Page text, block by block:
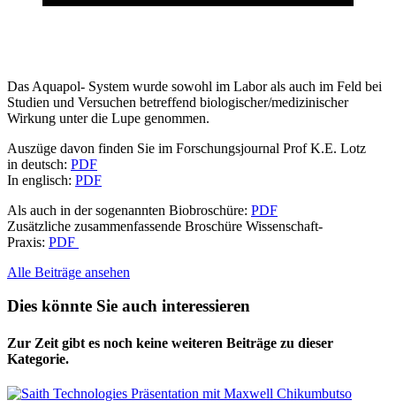
Das Aquapol- System wurde sowohl im Labor als auch im Feld bei
Studien und Versuchen betreffend biologischer/medizinischer
Wirkung unter die Lupe genommen.
Auszüge davon finden Sie im Forschungsjournal Prof K.E. Lotz
in deutsch: PDF
In englisch: PDF
Als auch in der sogenannten Biobroschüre: PDF
Zusätzliche zusammenfassende Broschüre Wissenschaft-
Praxis: PDF
Alle Beiträge ansehen
Dies könnte Sie auch interessieren
Zur Zeit gibt es noch keine weiteren Beiträge zu dieser
Kategorie.